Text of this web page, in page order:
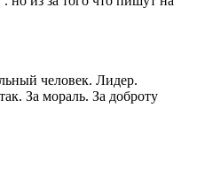
человек. Лидер.
За мораль. За доброту